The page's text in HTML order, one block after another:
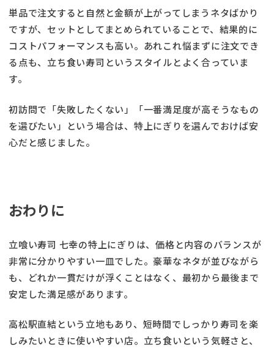
単品で注文すると自然と金額が上がってしまうネタばかり
ですが、セットとしてまとめられていることで、結果的に
コストパフォーマンスも高い。あれこれ悩まずに注文でき
る点も、立ち食い寿司というスタイルとよく合っていま
す。
初訪問で「失敗したくない」「一番満足度が高そうなもの
を選びたい」という場合は、特上にぎりを選んでおけば安
心だと感じました。
おわりに
立喰い寿司 七幸の特上にぎりは、価格と内容のバランスが
非常に分かりやすい一皿でした。豪華なネタが並びながら
も、どれか一貫だけが浮くことはなく、最初から最後まで
安定した満足感があります。
高松駅直結という立地もあり、短時間でしっかり寿司を楽
しみたいときに使いやすい店。立ち食いという気軽さと、